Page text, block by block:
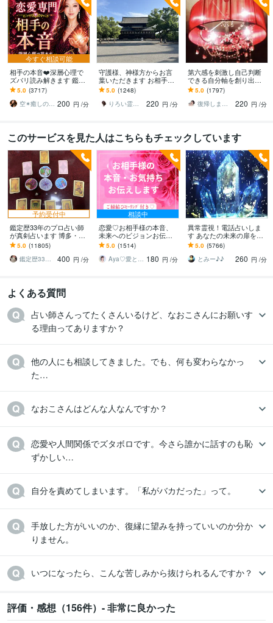
今すぐ相談可能
相手の本音❤️深層心理で
ズバリ読み解きます 鑑定
実績7000件超え❗️ ✨心に優
しく寄り添う恋愛専門鑑
定
5.0 (3717)
空✴︎癒しの魔法使い 200 円 /分
守護様、神様方からお言
葉いただきます お相手様
の気持ちやご自身のお悩
みについて霊視鑑定しま
す。
5.0 (1248)
りろい霊視鑑定
220 円 /分
第六感を刺激し自己判断
できる自分軸を創り出し
ます ❤️相手の気持ち、複
雑恋愛、復縁、結婚、未
来を占います
5.0 (1797)
復帰しました♪天野 礼渚 あまのあきな
220 円 /分
このサービスを見た人はこちらもチェックしています
予約受付中
鑑定歴33年のプロ占い師
が真剣占います 博多・廓
屋の純血統占い祈願師
雷鳥
5.0 (11805)
鑑定歴33年のプロ占い師 雷鳥
400 円 /分
相談中
恋愛♡お相手様の本音、
未来へのビジョンお伝え
します どんな関係でも細
密にお伝えします✨ツイン
レイ ソウルメイト
5.0 (1514)
Aya♡愛と光のスピリチュアルガイド 180 円 /分
異常霊視！電話占いしま
す あなたの未来の扉を開
けます(^^)
5.0 (5766)
とみー♪♪
260 円 /分
よくある質問
占い師さんってたくさんいるけど、なおこさんにお願いす
る理由ってありますか？
他の人にも相談してきました。でも、何も変わらなかっ
た…
なおこさんはどんな人なんですか？
恋愛や人間関係でズタボロです。今さら誰かに話すのも恥
ずかしい…
自分を責めてしまいます。「私がバカだった」って。
手放した方がいいのか、復縁に望みを持っていいのか分か
りません。
いつになったら、こんな苦しみから抜けられるんですか？
評価・感想（156件）- 非常に良かった